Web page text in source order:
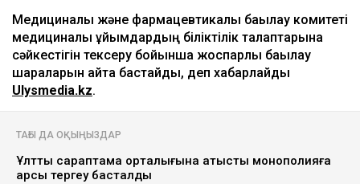
Медициналық және фармацевтикалық бақылау комитеті
медициналық ұйымдардың біліктілік талаптарына
сәйкестігін тексеру бойынша жоспарлы бақылау
шараларын қайта бастайды, деп хабарлайды
Ulysmedia.kz.
ТАҒЫ ДА ОҚЫҢЫЗДАР
Ұлттық сараптама орталығына қатысты монополияға
қарсы тергеу басталды